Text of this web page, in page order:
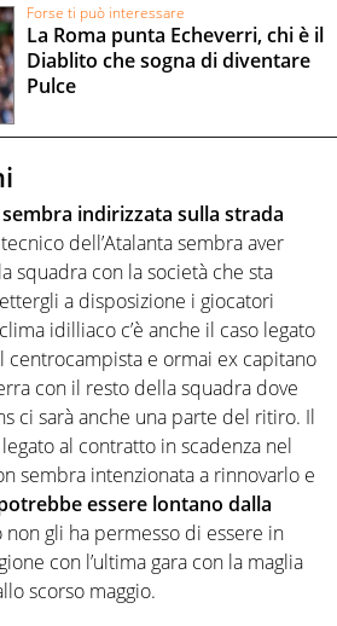
Forse ti può interessare
La Roma punta Echeverri, chi è il
Diablito che sogna di diventare
Pulce
indirizzata sulla strada
dell’Atalanta sembra aver
squadra con la società che sta
a disposizione i giocatori
idilliaco c’è anche il caso legato
centrocampista e ormai ex capitano
con il resto della squadra dove
ci sarà anche una parte del ritiro. Il
al contratto in scadenza nel
sembra intenzionata a rinnovarlo e
essere lontano dalla
gli ha permesso di essere in
con l’ultima gara con la maglia
scorso maggio.